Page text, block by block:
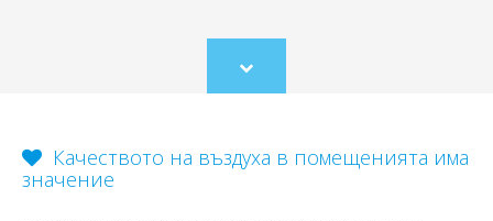
Scroll
to
Качеството на въздуха в помещенията има
значение